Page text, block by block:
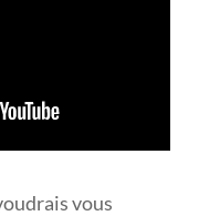
vous